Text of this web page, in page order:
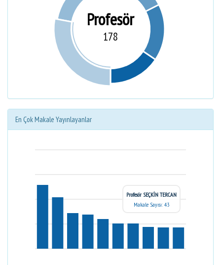
Profesör
178
En Çok Makale Yayınlayanlar
Profesör SEÇKİN TERCAN
Makale Sayısı: 43